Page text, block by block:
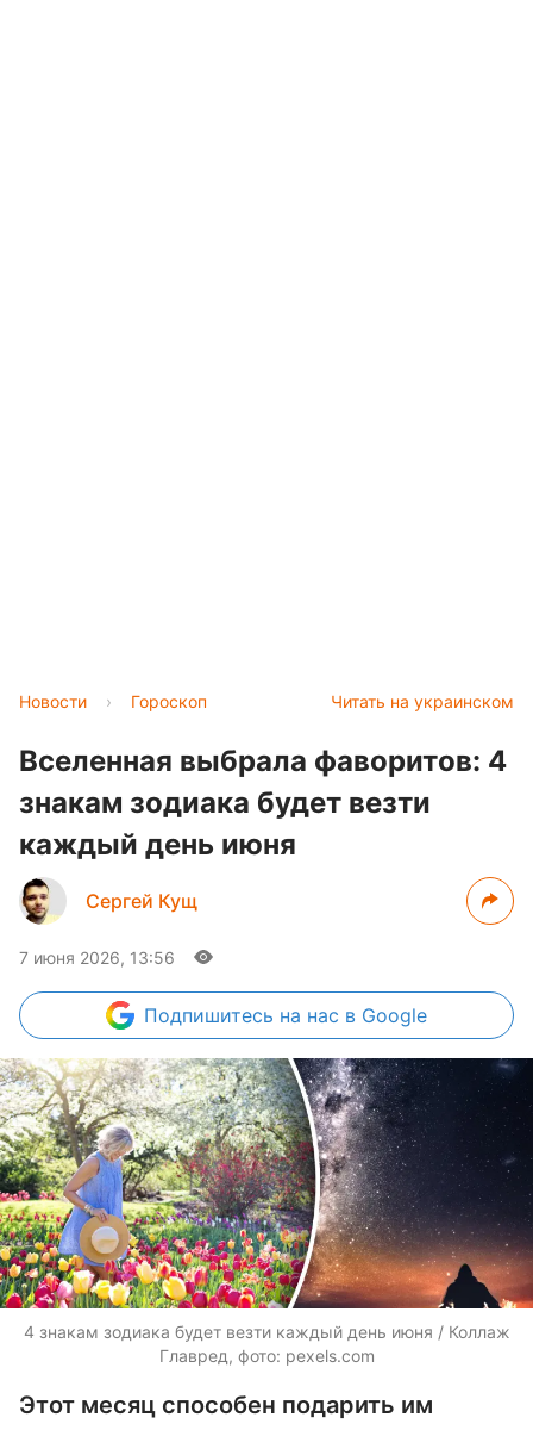
Читать на украинском
Новости › Гороскоп
Вселенная выбрала фаворитов: 4
знакам зодиака будет везти
каждый день июня
Сергей Кущ
7 июня 2026, 13:56
Подпишитесь на нас в Google
4 знакам зодиака будет везти каждый день июня / Коллаж
Главред, фото: pexels.com
Этот месяц способен подарить им